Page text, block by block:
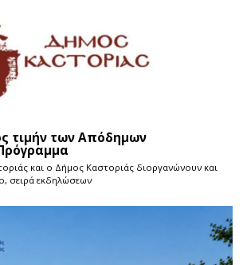
τιμήν των Απόδημων
και ο Δήμος Καστοριάς διοργανώνουν και
σειρά εκδηλώσεων